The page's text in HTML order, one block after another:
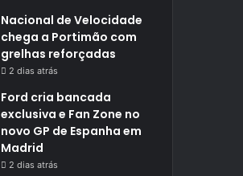
Nacional de Velocidade
chega a Portimão com
grelhas reforçadas
2 dias atrás
Ford cria bancada
exclusiva e Fan Zone no
novo GP de Espanha em
Madrid
2 dias atrás